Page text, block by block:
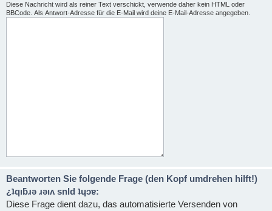
Diese Nachricht wird als reiner Text verschickt, verwende daher kein HTML oder
BBCode. Als Antwort-Adresse für die E-Mail wird deine E-Mail-Adresse angegeben.
Beantworten Sie folgende Frage (den Kopf umdrehen hilft!)
¿ʇqıƃɹǝ ɹǝıʌ snld ʇɥɔɐ:
Diese Frage dient dazu, das automatisierte Versenden von